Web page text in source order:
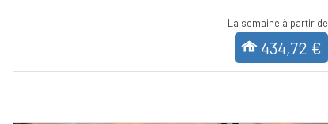
La semaine à partir de
434,72 €